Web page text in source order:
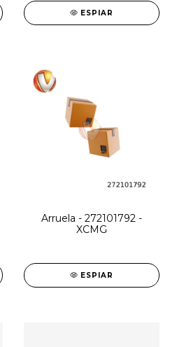
ESPIAR
Arruela - 272101792 -
XCMG
ESPIAR